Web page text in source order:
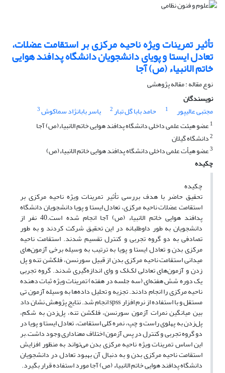
تأثیر تمرینات ویژه ناحیه مرکزی بر استقامت عضلات،
تعادل ایستا و پویای دانشجویان دانشگاه پدافند هوایی
خاتم الانبیاء (ص) آجا
نوع مقاله : مقاله پژوهشی
نویسندگان
مجتبی عالیپور
1 حامد بابا گل تبار2 یاسر بابانژاد سماکوش3
1عضو هیئت علمی داخلی دانشگاه پدافند هوایی خاتم الانبیاء(ص) آجا
2دانشگاه گیلان
3عضو هیأت علمی داخلی دانشگاه پدافند هوایی خاتم الانبیاء(ص)
چکیده
چکیده
تحقیق حاضر با هدف بررسی تأثیر تمرینات ویژه ناحیه مرکزی بر
استقامت عضلات ناحیه مرکزی، تعادل ایستا و پویا دانشجویان دانشگاه
پدافند هوایی خاتم الانبیاء (ص) آجا انجام شده است.40 نفر از
دانشجویان به طور داوطلبانه در این تحقیق شرکت کردند و به طور
تصادفی به دو گروه تجربی و کنترل تقسیم شدند. استقامت ناحیه
مرکزی بدن و تعادل ایستا و پویا به ترتیب به وسیله برخی آزمون‌های
میدانی استقامت ناحیه مرکزی بدن از قبیل سورنسن، فلکشن تنه و پل
زدن و آزمون‌های تعادلی لک‌لک و وای اندازه‌گیری شدند. گروه تجربی
یک دوره شش هفته‌ای (سه جلسه در هفته) تمرینات ویژه ثبات دهنده
ناحیه مرکزی را انجام دادند. تجزیه و تحلیل داده‌ها به وسیله آزمون تی
مستقل و با استفاده از نرم افزار spss انجام شد. نتایج پژوهش نشان داد
بین میانگین نمرات آزمون سورنسن، فلکشن تنه، پل‌زدن به شکم،
پل‌زدن به پهلوی راست و چپ، نمره کلی استقامت، تعادل ایستا و پویا در
دو گروه تجربی و کنترل در پس آزمون اختلاف معناداری وجود داشت.بر
این اساس تمرینات ویژه ناحیه مرکزی بدن می‌تواند به منظور افزایش
استقامت ناحیه مرکزی بدن و به دنبال آن بهبود تعادل در دانشجویان
دانشگاه پدافند هوایی خاتم الانبیاء (ص) آجا مورد استفاده قرار بگیرد.